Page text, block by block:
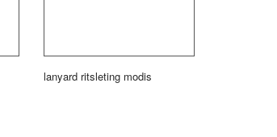
lanyard ritsleting modis